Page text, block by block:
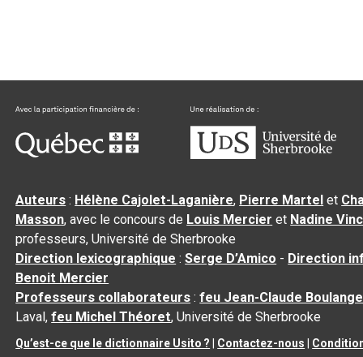
Auteurs : Hélène Cajolet-Laganière, Pierre Martel et
Masson, avec le concours de Louis Mercier et Nadine
professeurs, Université de Sherbrooke
Direction lexicographique :Serge D’Amico - Direction
Benoit Mercier
Professeurs collaborateurs :feu Jean-Claude
Laval,feu Michel Théoret, Université de Sherbrooke
Qu’est-ce que le dictionnaire Usito ? Contactez-nous